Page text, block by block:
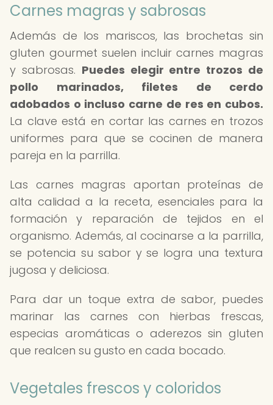
Carnes magras y sabrosas
Además de los mariscos, las brochetas sin
gluten gourmet suelen incluir carnes magras
y sabrosas. Puedes elegir entre trozos de
pollo marinados, filetes de cerdo
adobados o incluso carne de res en cubos.
La clave está en cortar las carnes en trozos
uniformes para que se cocinen de manera
pareja en la parrilla.
Las carnes magras aportan proteínas de
alta calidad a la receta, esenciales para la
formación y reparación de tejidos en el
organismo. Además, al cocinarse a la parrilla,
se potencia su sabor y se logra una textura
jugosa y deliciosa.
Para dar un toque extra de sabor, puedes
marinar las carnes con hierbas frescas,
especias aromáticas o aderezos sin gluten
que realcen su gusto en cada bocado.
Vegetales frescos y coloridos